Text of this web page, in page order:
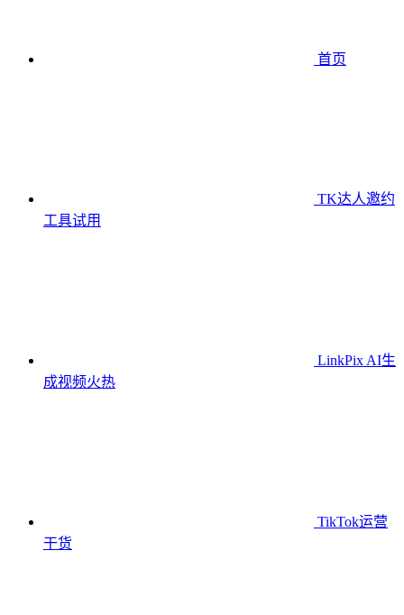
首页
TK达人邀约
工具试用
LinkPix AI生
成视频火热
TikTok运营
干货